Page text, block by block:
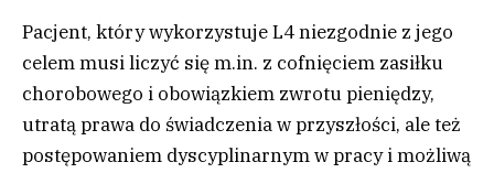
Pacjent, który wykorzystuje L4 niezgodnie z jego
celem musi liczyć się m.in. z cofnięciem zasiłku
chorobowego i obowiązkiem zwrotu pieniędzy,
utratą prawa do świadczenia w przyszłości, ale też
postępowaniem dyscyplinarnym w pracy i możliwą